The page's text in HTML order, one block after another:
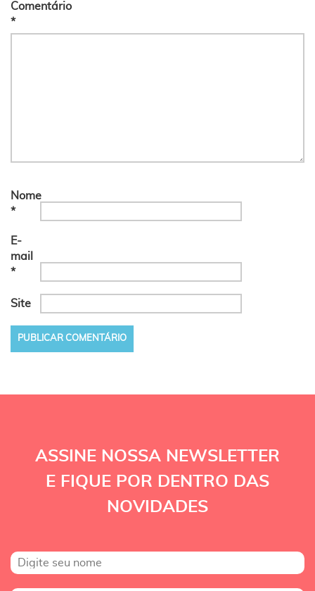
Comentário
*
Nome
*
E-
mail
*
Site
ASSINE NOSSA NEWSLETTER
E FIQUE POR DENTRO DAS
NOVIDADES